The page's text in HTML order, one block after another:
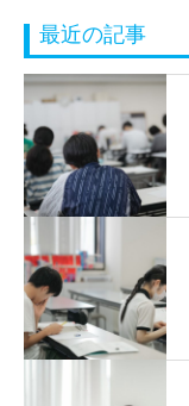
最近の記事